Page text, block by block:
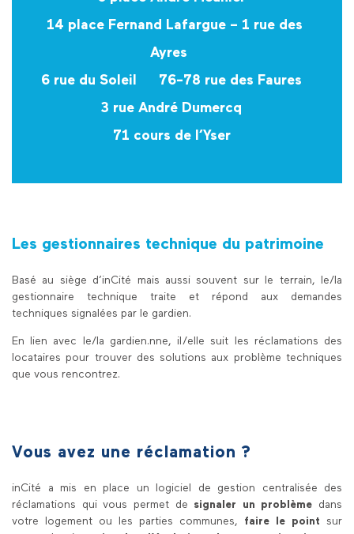
14 place Fernand Lafargue – 1 rue des
Ayres
6 rue du Soleil
76-78 rue des Faures
3 rue André Dumercq
71 cours de l’Yser
Les gestionnaires technique du patrimoine
Basé au siège d’inCité mais aussi souvent sur le terrain, le/la
gestionnaire technique traite et répond aux demandes
techniques signalées par le gardien.
En lien avec le/la gardien.nne, il/elle suit les réclamations des
locataires pour trouver des solutions aux problème techniques
que vous rencontrez.
Vous avez une réclamation ?
inCité a mis en place un logiciel de gestion centralisée des
réclamations qui vous permet de signaler un problème dans
votre logement ou les parties communes, faire le point sur